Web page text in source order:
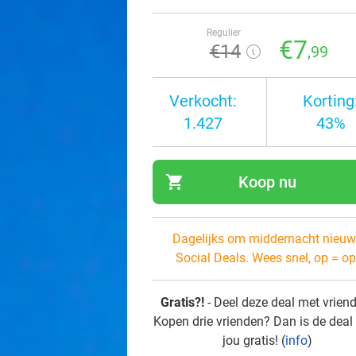
Regulier
€14 €7,99
Verkocht:
1.427
43%
shopping_cart Koop nu
Dagelijks om middernacht
Social Deals. Wees snel, op =
Gratis?! - Deel deze deal met
Kopen drie vrienden? Dan is de
jou gratis! (info)